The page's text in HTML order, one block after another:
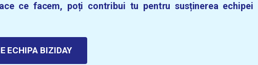
ce facem, poți contribui tu pentru susținerea echipei
ECHIPA BIZIDAY